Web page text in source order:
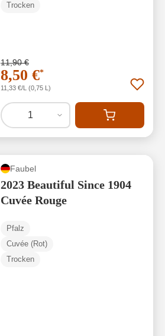
Trocken
11,90 €
8,50 €*
11,33 €/L (0,75 L)
1
Faubel
2023 Beautiful Since 1904
Cuvée Rouge
Pfalz
Cuvée (Rot)
Trocken